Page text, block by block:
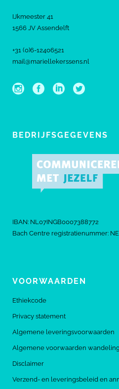
IJkmeester 41
1566 JV Assendelft
+31 (0)6-12406521
mail@mariellekerssens.nl
BEDRIJFSGEGEVENS
IBAN: NL07INGB0007388772
Bach Centre registratienummer:
VOORWAARDEN
Ethiekcode
Privacy statement
Algemene leveringsvoorwaarden
Algemene voorwaarden
Disclaimer
Verzend- en leveringsbeleid en